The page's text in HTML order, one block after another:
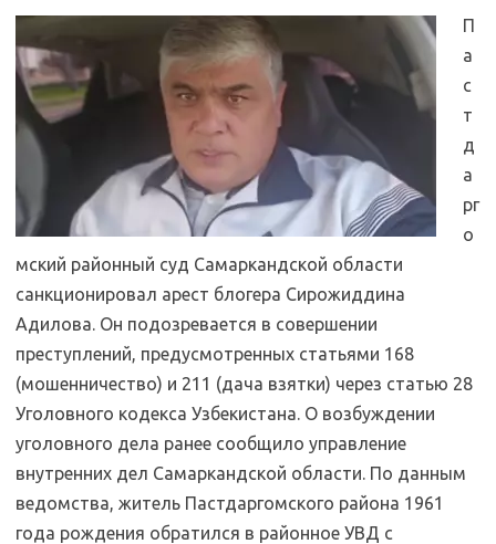
П
а
с
т
д
а
рг
о
мский районный суд Самаркандской области
санкционировал арест блогера Сирожиддина
Адилова. Он подозревается в совершении
преступлений, предусмотренных статьями 168
(мошенничество) и 211 (дача взятки) через статью 28
Уголовного кодекса Узбекистана. О возбуждении
уголовного дела ранее сообщило управление
внутренних дел Самаркандской области. По данным
ведомства, житель Пастдаргомского района 1961
года рождения обратился в районное УВД с